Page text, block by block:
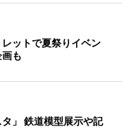
ットで夏祭りイベン
も
」 鉄道模型展示や記